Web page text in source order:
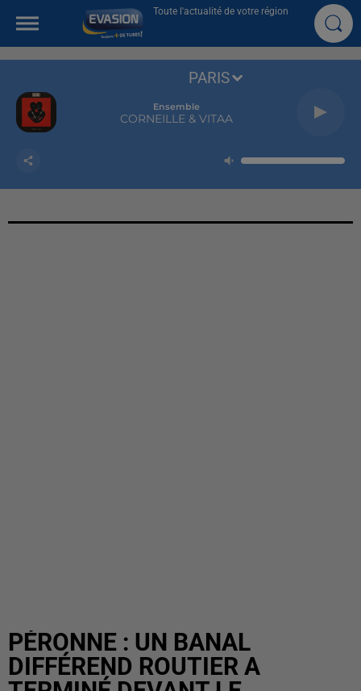
Toute l'actualité de votre région
Ensemble
CORNEILLE & VITAA
PARIS
PÉRONNE : UN BANAL
DIFFÉREND ROUTIER A